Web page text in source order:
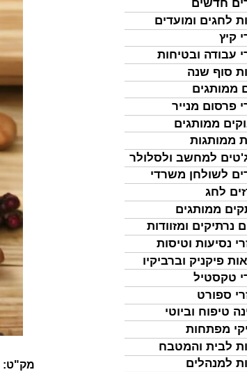
חדשים
לחגים ומועדים
קיץ
עבודה ובטיחות
סוף שנה
ממותגים
פרסום מנייר
ממותגים
ממותגות
למחשב ולסלולר
לשולחן משרדי
לחג
ממותגים
נרתיקים ומזוודות
נסיעות וטיסות
פיקניק וברביקיו
טקסטיל
ספורט
טיפוח וביוטי
מפתחות
לבית והמטבח
למנהלים
מק"ט: